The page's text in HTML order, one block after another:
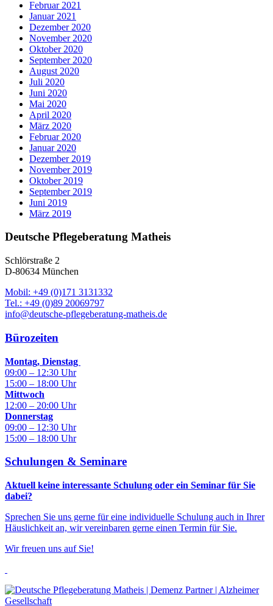
Februar 2021
Januar 2021
Dezember 2020
November 2020
Oktober 2020
September 2020
August 2020
Juli 2020
Juni 2020
Mai 2020
April 2020
März 2020
Februar 2020
Januar 2020
Dezember 2019
November 2019
Oktober 2019
September 2019
Juni 2019
März 2019
Deutsche Pflegeberatung Matheis
Schlörstraße 2
D-80634 München
Mobil: +49 (0)171 3131332
Tel.: +49 (0)89 20069797
info@deutsche-pflegeberatung-matheis.de
Bürozeiten
Montag, Dienstag
09:00 – 12:30 Uhr
15:00 – 18:00 Uhr
Mittwoch
12:00 – 20:00 Uhr
Donnerstag
09:00 – 12:30 Uhr
15:00 – 18:00 Uhr
Schulungen & Seminare
Aktuell keine interessante Schulung oder ein Seminar für Sie
dabei?
Sprechen Sie uns gerne für eine individuelle Schulung auch in Ihrer
Häuslichkeit an, wir vereinbaren gerne einen Termin für Sie.
Wir freuen uns auf Sie!